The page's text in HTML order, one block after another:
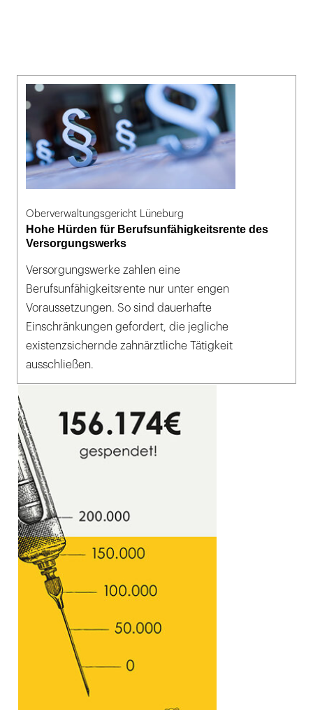
Oberverwaltungsgericht Lüneburg
Hohe Hürden für Berufsunfähigkeitsrente des
Versorgungswerks
Versorgungswerke zahlen eine
Berufsunfähigkeitsrente nur unter engen
Voraussetzungen. So sind dauerhafte
Einschränkungen gefordert, die jegliche
existenzsichernde zahnärztliche Tätigkeit
ausschließen.